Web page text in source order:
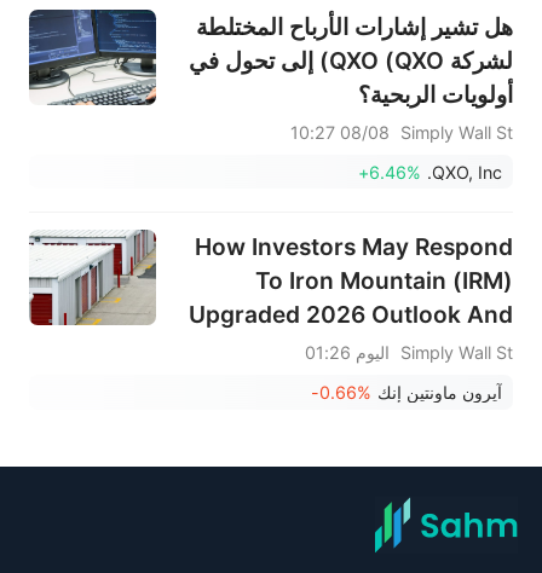
هل تشير إشارات الأرباح المختلطة
لشركة QXO (QXO) إلى تحول في
أولويات الربحية؟
Simply Wall St
08/08 10:27
QXO, Inc.
+6.46%
How Investors May Respond
To Iron Mountain (IRM)
Upgraded 2026 Outlook And
Dividend After Profit Return
Simply Wall St
اليوم 01:26
آيرون ماونتين إنك -0.66%